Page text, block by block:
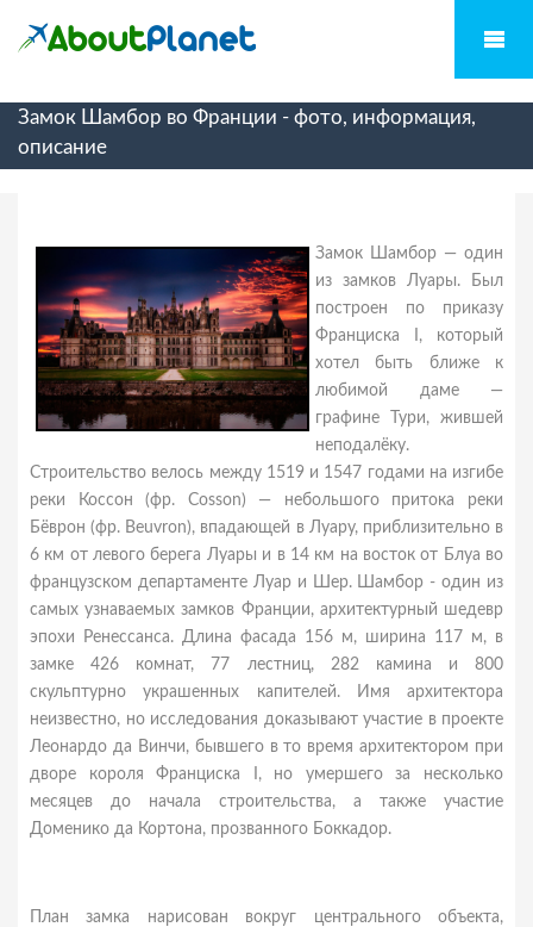
Замок Шамбор во Франции - фото, информация,
описание
Замок Шамбор — один
из замков Луары. Был
построен по приказу
Франциска I, который
хотел быть ближе к
любимой даме —
графине Тури, жившей
неподалёку.
Строительство велось между 1519 и 1547 годами на изгибе
реки Коссон (фр. Cosson) — небольшого притока реки
Бёврон (фр. Beuvron), впадающей в Луару, приблизительно в
6 км от левого берега Луары и в 14 км на восток от Блуа во
французском департаменте Луар и Шер. Шамбор - один из
самых узнаваемых замков Франции, архитектурный шедевр
эпохи Ренессанса. Длина фасада 156 м, ширина 117 м, в
замке 426 комнат, 77 лестниц, 282 камина и 800
скульптурно украшенных капителей. Имя архитектора
неизвестно, но исследования доказывают участие в проекте
Леонардо да Винчи, бывшего в то время архитектором при
дворе короля Франциска I, но умершего за несколько
месяцев до начала строительства, а также участие
Доменико да Кортона, прозванного Боккадор.
План замка нарисован вокруг центрального объекта,